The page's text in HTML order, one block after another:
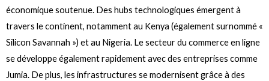
économique soutenue. Des hubs technologiques émergent à
travers le continent, notamment au Kenya (également surnommé «
Silicon Savannah ») et au Nigeria. Le secteur du commerce en ligne
se développe également rapidement avec des entreprises comme
Jumia. De plus, les infrastructures se modernisent grâce à des